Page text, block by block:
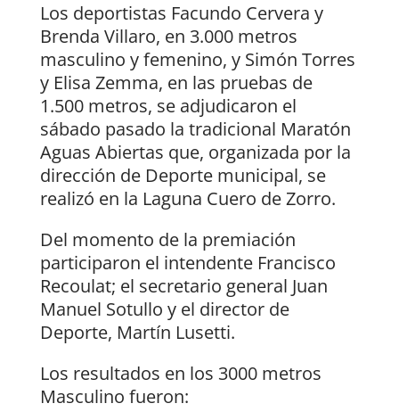
Los deportistas Facundo Cervera y
Brenda Villaro, en 3.000 metros
masculino y femenino, y Simón Torres
y Elisa Zemma, en las pruebas de
1.500 metros, se adjudicaron el
sábado pasado la tradicional Maratón
Aguas Abiertas que, organizada por la
dirección de Deporte municipal, se
realizó en la Laguna Cuero de Zorro.
Del momento de la premiación
participaron el intendente Francisco
Recoulat; el secretario general Juan
Manuel Sotullo y el director de
Deporte, Martín Lusetti.
Los resultados en los 3000 metros
Masculino fueron: